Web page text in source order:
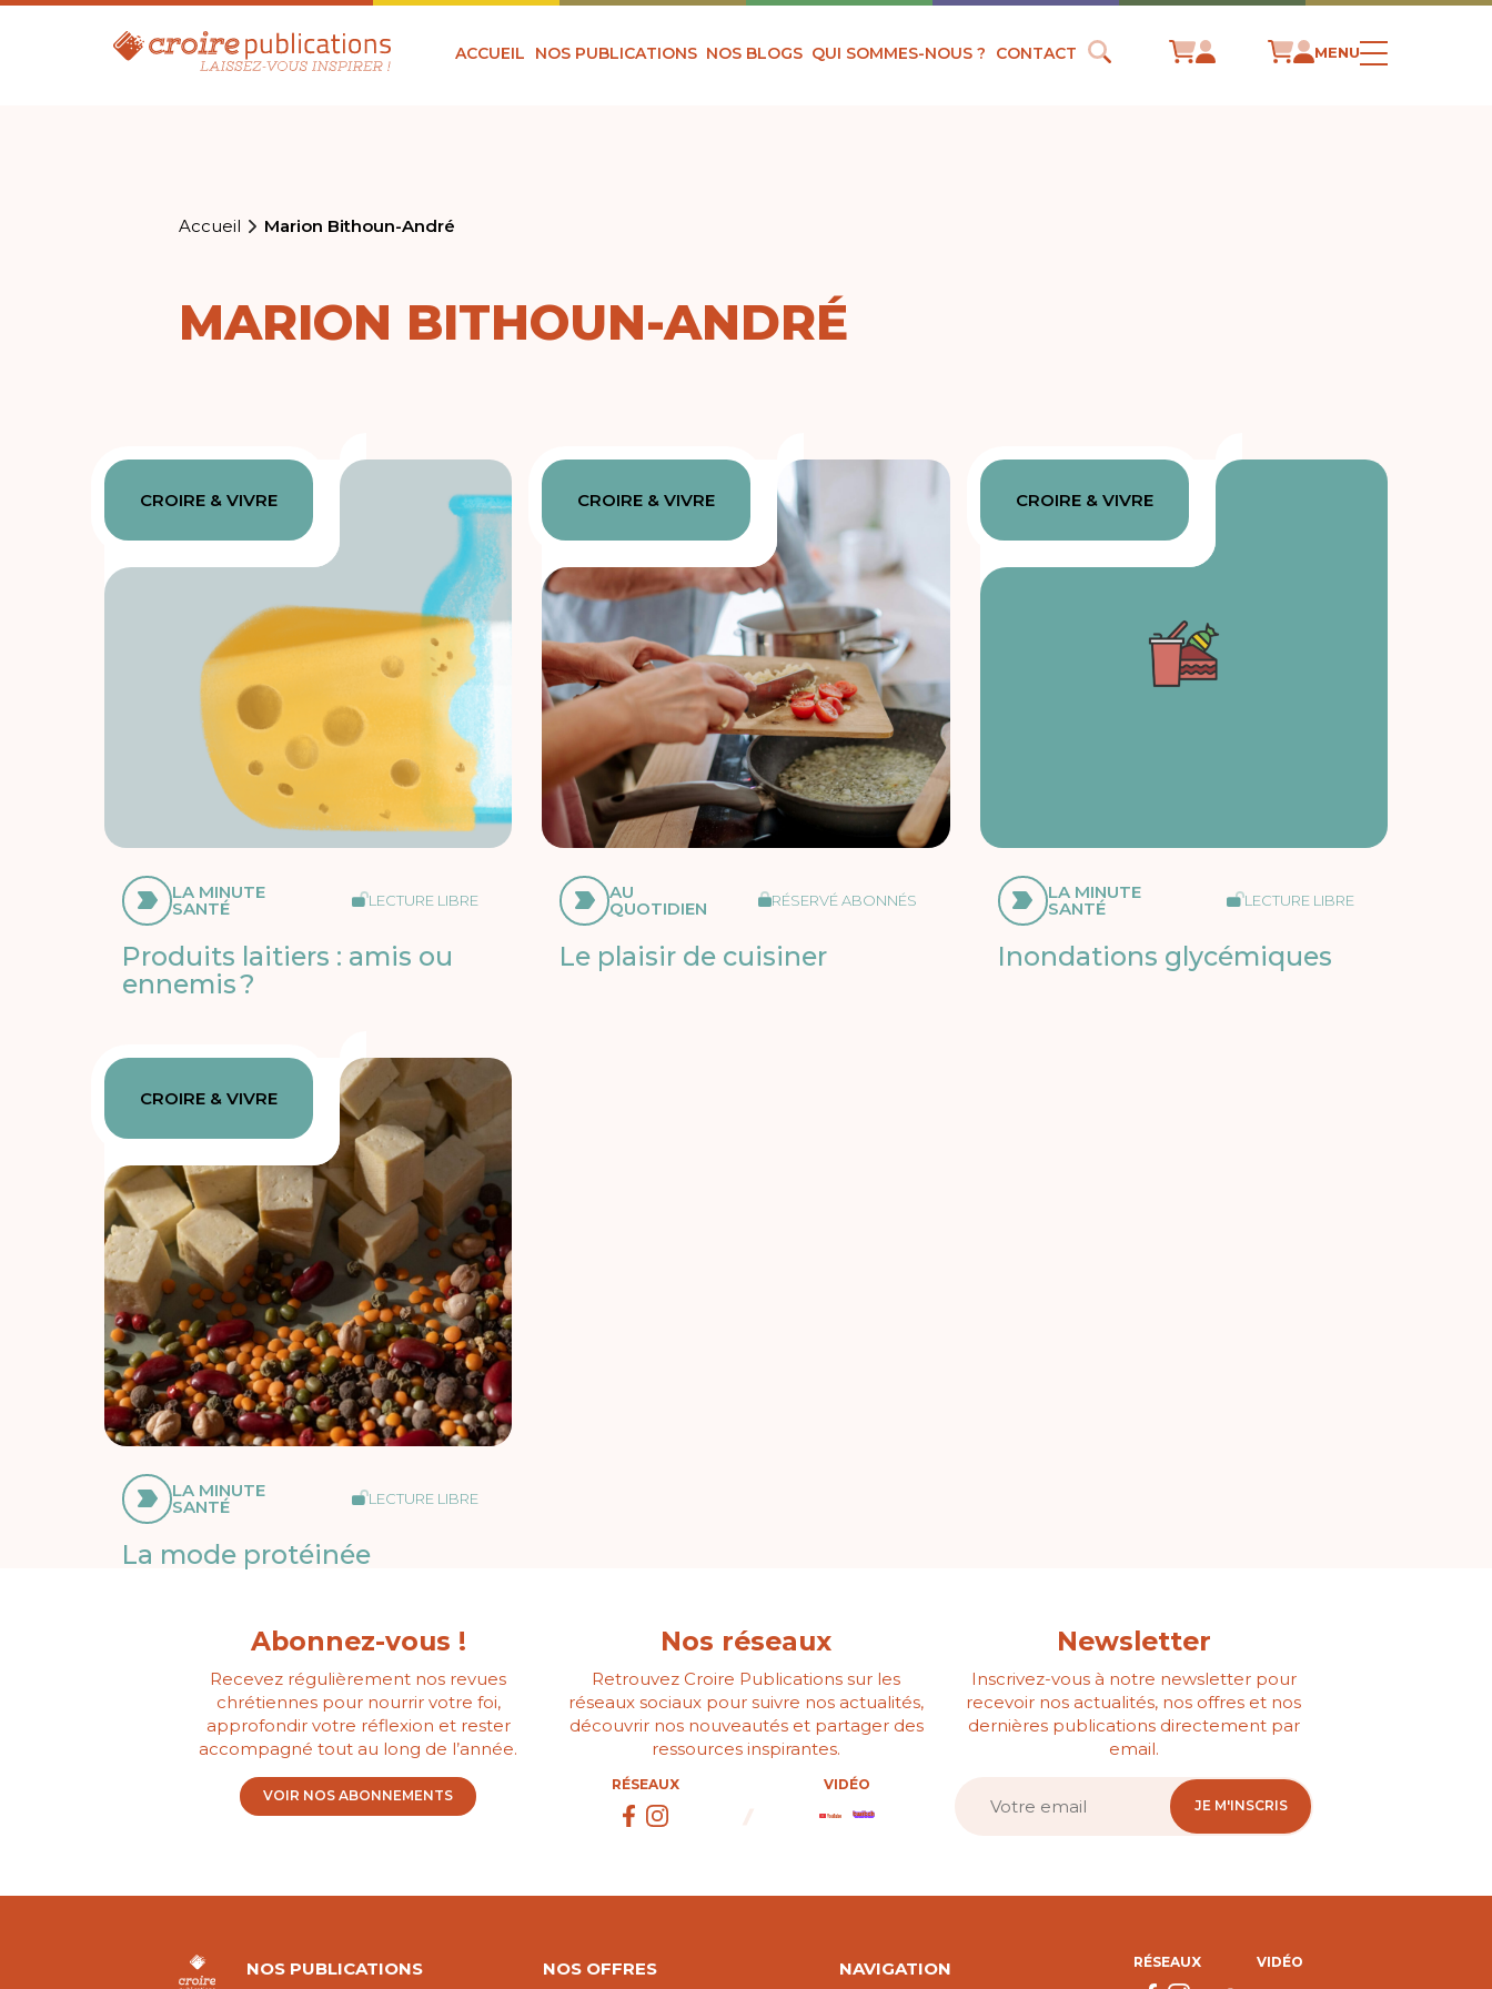
ACCUEIL NOS PUBLICATIONS NOS BLOGS QUI SOMMES-NOUS ? CONTACT MENU
Accueil Marion Bithoun-André
MARION BITHOUN-ANDRÉ
CROIRE & VIVRE
LA MINUTE
SANTÉ LECTURE LIBRE
Produits laitiers : amis ou
ennemis ?
CROIRE & VIVRE
AU
QUOTIDIEN RÉSERVÉ ABONNÉS
Le plaisir de cuisiner
CROIRE & VIVRE
LA MINUTE
SANTÉ LECTURE LIBRE
Inondations glycémiques
CROIRE & VIVRE
LA MINUTE
SANTÉ LECTURE LIBRE
La mode protéinée
Abonnez-vous !
Recevez régulièrement nos revues
chrétiennes pour nourrir votre foi,
approfondir votre réflexion et rester
accompagné tout au long de l’année.
VOIR NOS ABONNEMENTS
Nos réseaux
Retrouvez Croire Publications sur les
réseaux sociaux pour suivre nos actualités,
découvrir nos nouveautés et partager des
ressources inspirantes.
RÉSEAUX VIDÉO
Newsletter
Inscrivez-vous à notre newsletter pour
recevoir nos actualités, nos offres et nos
dernières publications directement par
email.
JE M'INSCRIS
NOS PUBLICATIONS
NOS OFFRES
NAVIGATION
RÉSEAUX VIDÉO